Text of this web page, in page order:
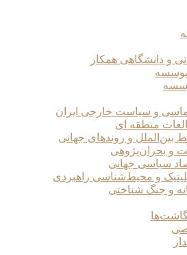
و دانشگاهی همکار
و سیاست خارجی ایران
منطقه ای
بین‌الملل و روندهای جهانی
و بحران‌پژوهی
سیاسی جهانی
و محیط‌شناسی راهبردی
و جنگ شناختی